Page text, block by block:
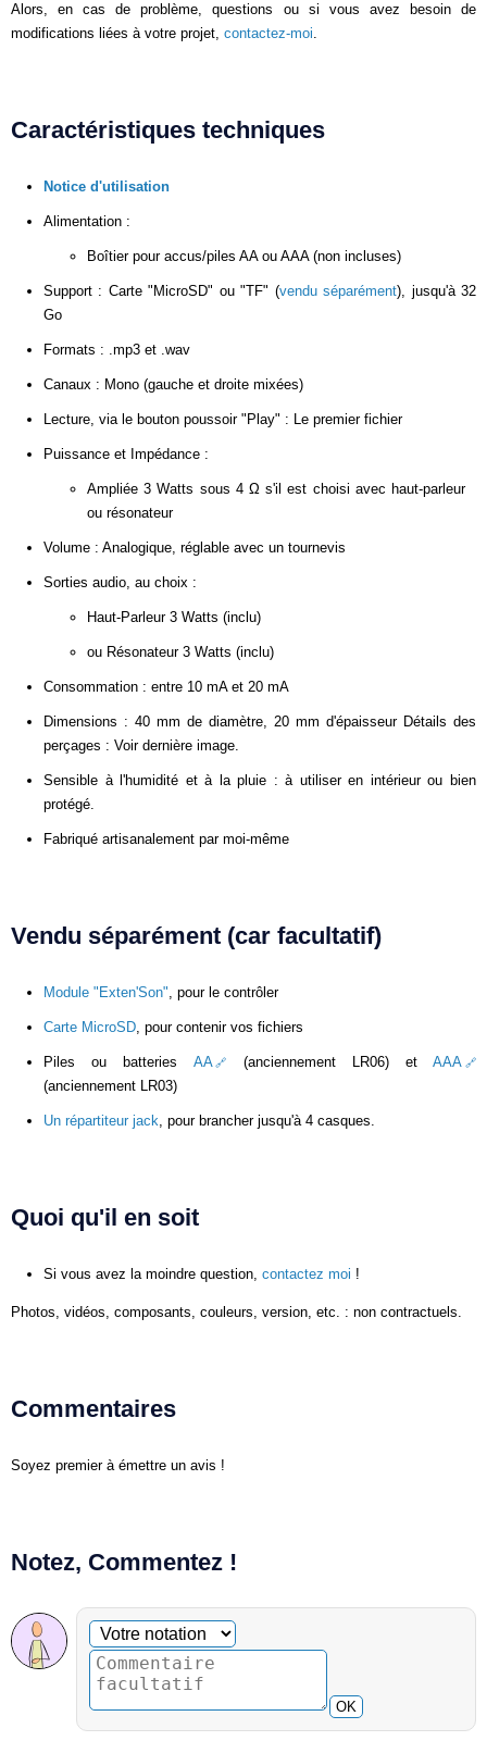
Alors, en cas de problème, questions ou si vous avez besoin de
modifications liées à votre projet, contactez-moi
Caractéristiques techniques
Notice d'utilisation
Alimentation :
Boîtier pour accus/piles AA ou AAA (non incluses)
Support : Carte "MicroSD" ou "TF" (vendu séparément), jusqu'à 32
Go
Formats : .mp3 et .wav
Canaux : Mono (gauche et droite mixées)
Lecture, via le bouton poussoir "Play" : Le premier fichier
Puissance et Impédance :
Ampliée 3 Watts sous 4 Ω s'il est choisi avec haut-parleur
ou résonateur
Volume : Analogique, réglable avec un tournevis
Sorties audio, au choix :
Haut-Parleur 3 Watts (inclu)
ou Résonateur 3 Watts (inclu)
Consommation : entre 10 mA et 20 mA
Dimensions : 40 mm de diamètre, 20 mm d'épaisseur Détails des
perçages : Voir dernière image.
Sensible à l'humidité et à la pluie : à utiliser en intérieur ou bien
protégé.
Fabriqué artisanalement par moi-même
Vendu séparément (car facultatif)
Module "Exten'Son" , pour le contrôler
Carte MicroSD , pour contenir vos fichiers
Piles ou batteries AA (anciennement LR06) etAAA
(anciennement LR03)
Un répartiteur jack , pour brancher jusqu'à 4 casques.
Quoi qu'il en soit
Si vous avez la moindre question, contactez moi !
Photos, vidéos, composants, couleurs, version, etc. : non contractuels.
Commentaires
Soyez premier à émettre un avis !
Notez, Commentez !
Commentaire facultatif
Votre notation
OK